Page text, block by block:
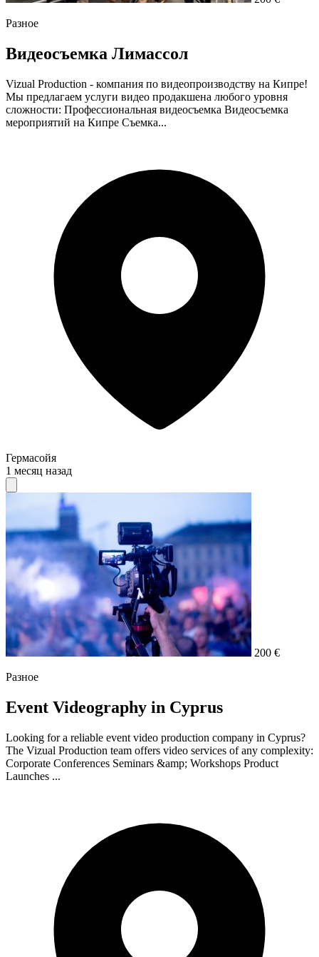
Разное
Видеосъемка Лимассол
Vizual Production - компания по видеопроизводству на Кипре!
Мы предлагаем услуги видео продакшена любого уровня
сложности: Профессиональная видеосъемка Видеосъемка
мероприятий на Кипре Съемка...
Гермасойя
1 месяц назад
200 €
Разное
Event Videography in Cyprus
Looking for a reliable event video production company in Cyprus?
The Vizual Production team offers video services of any complexity:
Corporate Conferences Seminars &amp; Workshops Product
Launches ...